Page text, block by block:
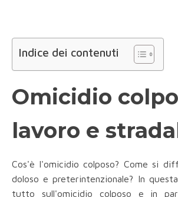
Indice dei contenuti
Omicidio
lavoro e
Cos'è l'omicidio colposo? Come si
doloso e preterintenzionale? In
tutto sull'omicidio colposo e in